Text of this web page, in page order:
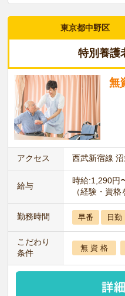
東京都中野区
特別養護
無
アクセス 西武新宿線
給与
時給:1,290円
（経験・資格
勤務時間 早番 日勤
こだわり
条件
無 資 格